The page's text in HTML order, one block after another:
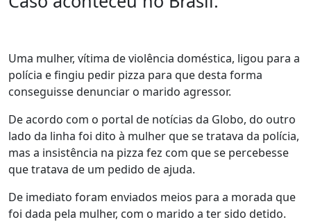
Uma mulher, vítima de violência doméstica, ligou para a
polícia e fingiu pedir pizza para que desta forma
conseguisse denunciar o marido agressor.
De acordo com o portal de notícias da Globo, do outro
lado da linha foi dito à mulher que se tratava da polícia,
mas a insistência na pizza fez com que se percebesse
que tratava de um pedido de ajuda.
De imediato foram enviados meios para a morada que
foi dada pela mulher, com o marido a ter sido detido.